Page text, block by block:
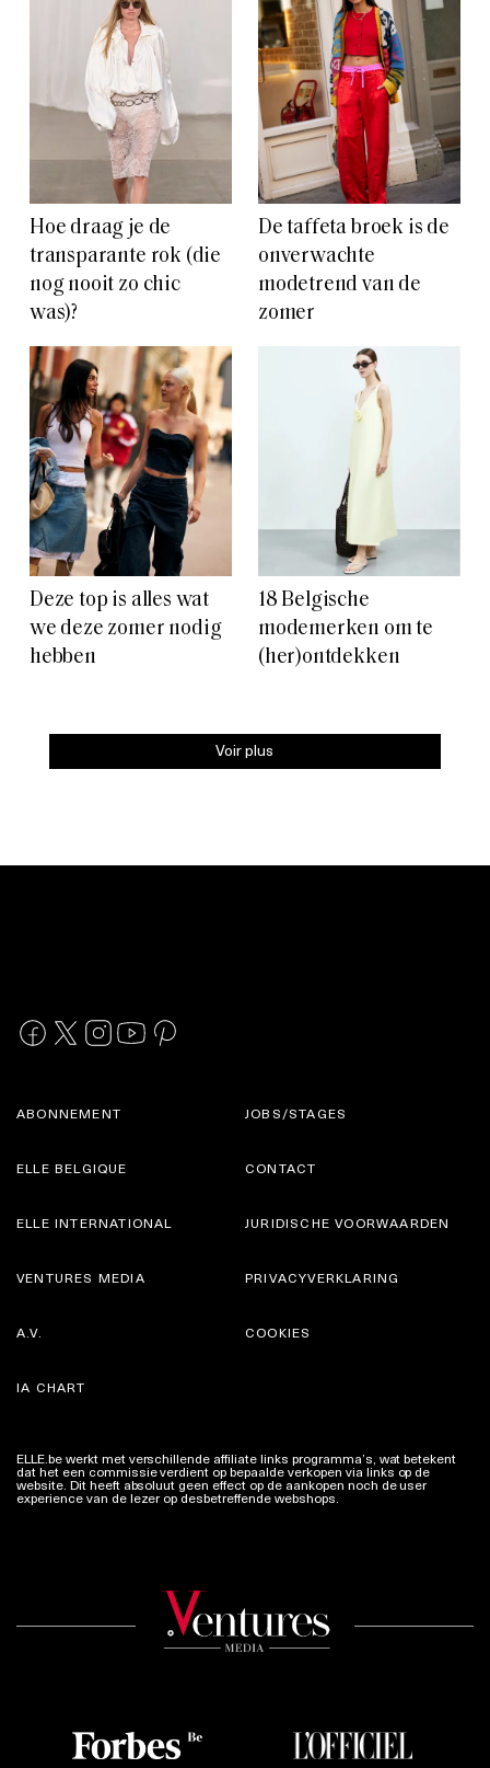
Hoe draag je de
transparante rok (die
nog nooit zo chic
was)?
De taffeta broek is de
onverwachte
modetrend van de
zomer
Deze top is alles wat
we deze zomer nodig
hebben
18 Belgische
modemerken om te
(her)ontdekken
Voir plus
ABONNEMENT
ELLE BELGIQUE
JOBS/STAGES
CONTACT
ELLE INTERNATIONAL
VENTURES MEDIA
JURIDISCHE VOORWAARDEN
PRIVACYVERKLARING
A.V.
IA CHART
COOKIES
ELLE.be werkt met verschillende affiliate links programma’s, wat betekent
dat het een commissie verdient op bepaalde verkopen via links op de
website. Dit heeft absoluut geen effect op de aankopen noch de user
experience van de lezer op desbetreffende webshops.